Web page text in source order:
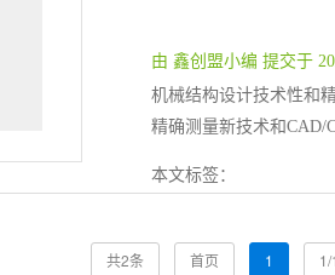
由 鑫创盟小编 提交于
机械结构设计技术性和
精确测量新技术和CAD/
本文标签：
共2条 首页 1 1/1